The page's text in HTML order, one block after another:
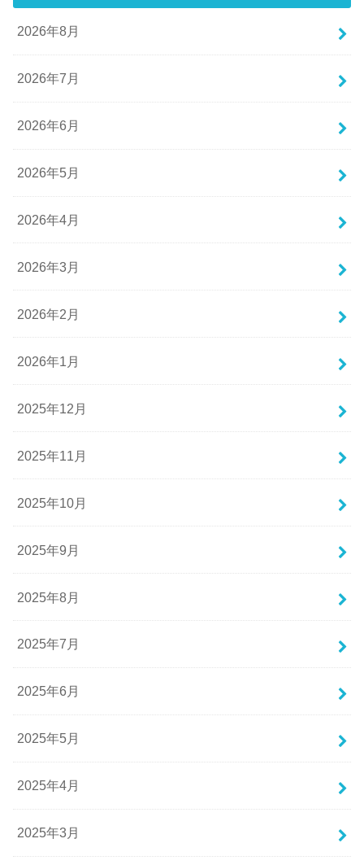
2026年8月
2026年7月
2026年6月
2026年5月
2026年4月
2026年3月
2026年2月
2026年1月
2025年12月
2025年11月
2025年10月
2025年9月
2025年8月
2025年7月
2025年6月
2025年5月
2025年4月
2025年3月